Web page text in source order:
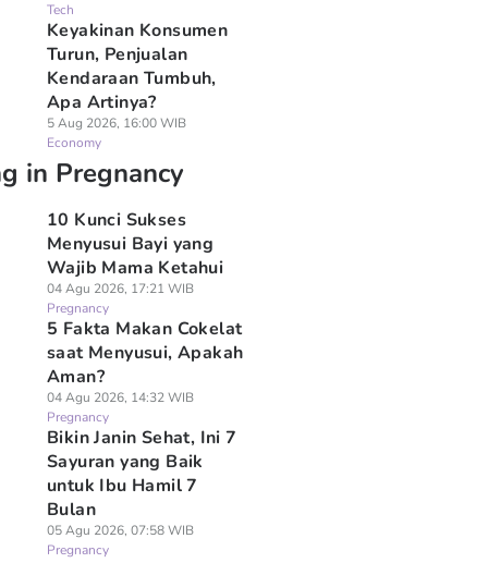
Tech
Keyakinan Konsumen
Turun, Penjualan
Kendaraan Tumbuh,
Apa Artinya?
5 Aug 2026, 16:00 WIB
Economy
in Pregnancy
10 Kunci Sukses
Menyusui Bayi yang
Wajib Mama Ketahui
04 Agu 2026, 17:21 WIB
Pregnancy
5 Fakta Makan Cokelat
saat Menyusui, Apakah
Aman?
04 Agu 2026, 14:32 WIB
Pregnancy
Bikin Janin Sehat, Ini 7
Sayuran yang Baik
untuk Ibu Hamil 7
Bulan
05 Agu 2026, 07:58 WIB
Pregnancy